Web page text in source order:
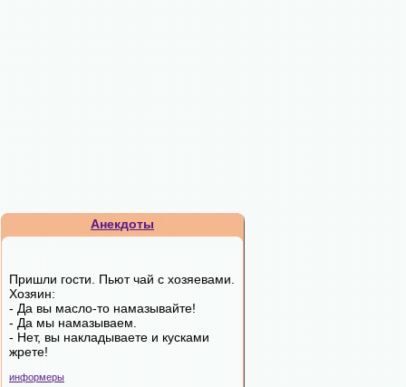
Анекдоты
Пришли гости. Пьют чай с хозяевами.
Хозяин:
- Да вы масло-то намазывайте!
- Да мы намазываем.
- Нет, вы накладываете и кусками
жрете!
информеры